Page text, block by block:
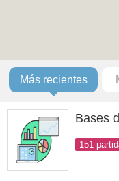
Más recientes
Bases
151